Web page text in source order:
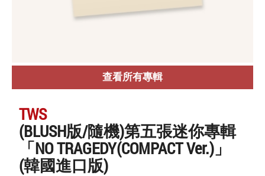
查看所有專輯
TWS
(BLUSH版/隨機)第五張迷你專輯
「NO TRAGEDY(COMPACT Ver.)」
(韓國進口版)